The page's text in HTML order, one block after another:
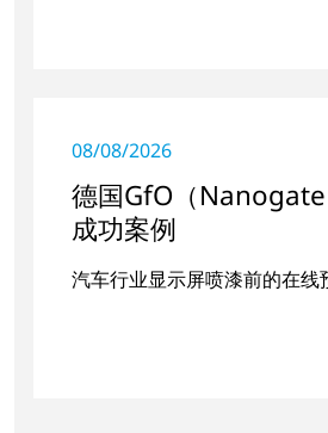
08/08/2026
德国GfO（
成功案例
汽车行业显示屏喷漆前的在线